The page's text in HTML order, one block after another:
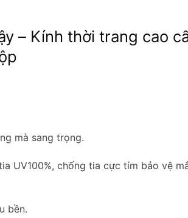
– Kính thời trang cao
mà sang trọng.
UV100%, chống tia cực tím bảo vệ
bền.